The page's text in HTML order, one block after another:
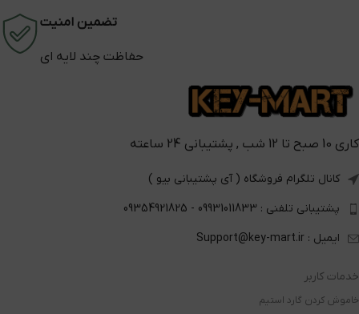
تضمین امنیت
حفاظت چند لایه ای
کاری 10 صبح تا 12 شب , پشتیبانی 24 ساعته
کانال تلگرام فروشگاه ( آی پشتیبانی بیو )
پشتیبانی تلفنی : 09931011833 - 09354921825
ایمیل : Support@key-mart.ir
خدمات کاربر
خاموش کردن گارد استیم